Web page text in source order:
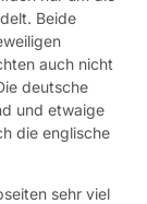
Beide
auch nicht
deutsche
und etwaige
die englische
sehr viel